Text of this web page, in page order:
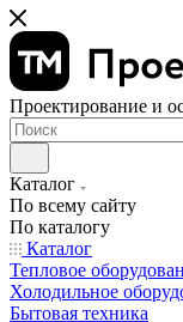
Проектирование и
Каталог
По всему сайту
По каталогу
Каталог
Тепловое
Холодильное
Бытовая техника